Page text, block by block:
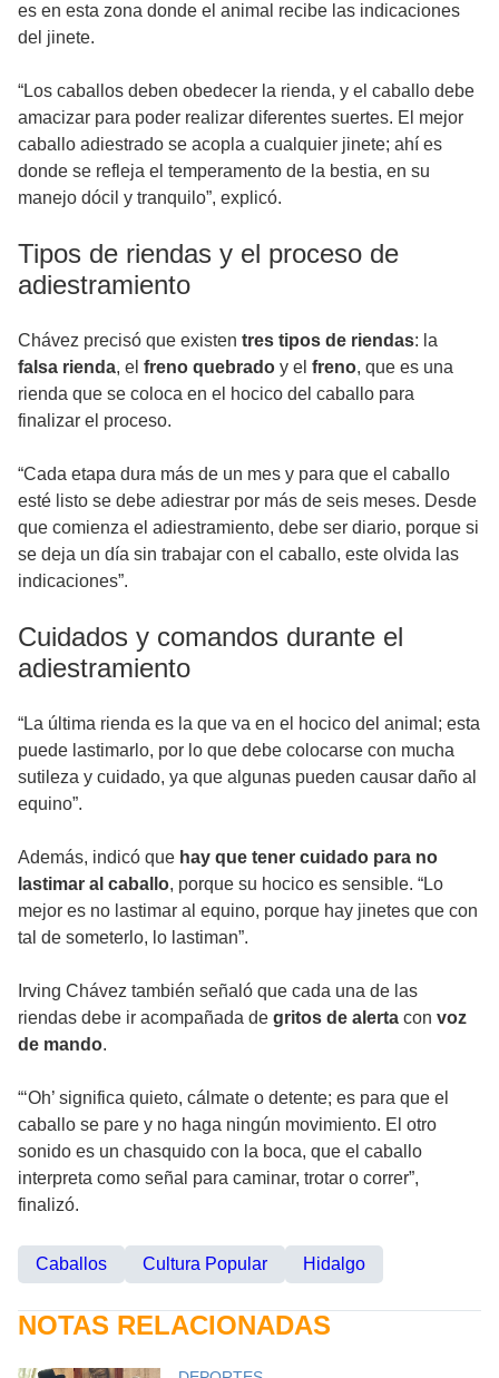
es en esta zona donde el animal recibe las indicaciones
del jinete.
“Los caballos deben obedecer la rienda, y el caballo debe
amacizar para poder realizar diferentes suertes. El mejor
caballo adiestrado se acopla a cualquier jinete; ahí es
donde se refleja el temperamento de la bestia, en su
manejo dócil y tranquilo”, explicó.
Tipos de riendas y el proceso de
adiestramiento
Chávez precisó que existen tres tipos de riendas: la
falsa rienda, el freno quebrado y el freno, que es una
rienda que se coloca en el hocico del caballo para
finalizar el proceso.
“Cada etapa dura más de un mes y para que el caballo
esté listo se debe adiestrar por más de seis meses. Desde
que comienza el adiestramiento, debe ser diario, porque si
se deja un día sin trabajar con el caballo, este olvida las
indicaciones”.
Cuidados y comandos durante el
adiestramiento
“La última rienda es la que va en el hocico del animal; esta
puede lastimarlo, por lo que debe colocarse con mucha
sutileza y cuidado, ya que algunas pueden causar daño al
equino”.
Además, indicó que hay que tener cuidado para no
lastimar al caballo, porque su hocico es sensible. “Lo
mejor es no lastimar al equino, porque hay jinetes que con
tal de someterlo, lo lastiman”.
Irving Chávez también señaló que cada una de las
riendas debe ir acompañada de gritos de alerta con voz
de mando.
“‘Oh’ significa quieto, cálmate o detente; es para que el
caballo se pare y no haga ningún movimiento. El otro
sonido es un chasquido con la boca, que el caballo
interpreta como señal para caminar, trotar o correr”,
finalizó.
Caballos Cultura Popular Hidalgo
NOTAS RELACIONADAS